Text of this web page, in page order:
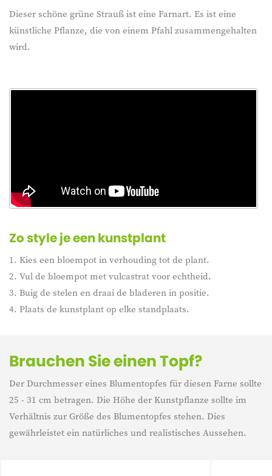
Dieser schöne grüne Strauß ist eine Farnart. Es ist eine
künstliche Pflanze, die von einem Pfahl zusammengehalten
wird.
Brauchen Sie einen Topf?
Der Durchmesser eines Blumentopfes für diesen Farne sollte
25 - 31 cm betragen. Die Höhe der Kunstpflanze sollte im
Verhältnis zur Größe des Blumentopfes stehen. Dies
gewährleistet ein natürliches und realistisches Aussehen.
Zo style je een kunstplant
1. Kies een bloempot in verhouding tot de plant.
2. Vul de bloempot met vulcastrat voor echtheid.
3. Buig de stelen en draai de bladeren in positie.
4. Plaats de kunstplant op elke standplaats.